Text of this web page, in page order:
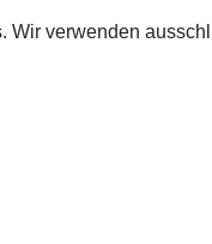
Wir verwenden